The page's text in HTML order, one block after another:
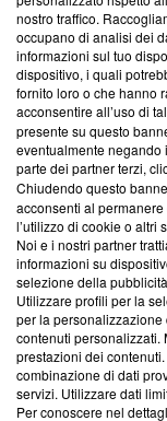
News, sui nostri
creare news di
‘Trust Project -
ancora membro
parte; Trust
conformità agli
Su di noi
Team editoriale
Corporate
Redazione
Informativa
Cookie Policy
Blasting SA, IDI
nostro traffico.
occupano di analisi dei
informazioni sul tuo
dispositivo, i quali
fornito loro o che hanno
acconsentire all’uso di
presente su questo
eventualmente negando
parte dei partner terzi,
Chiudendo questo
acconsenti al
l’utilizzo di cookie o altri
Noi e i nostri partner
informazioni su
selezione della
Utilizzare profili per la
per la
contenuti personalizzati.
prestazioni dei
combinazione di dati
servizi. Utilizzare dati
Per conoscere nel